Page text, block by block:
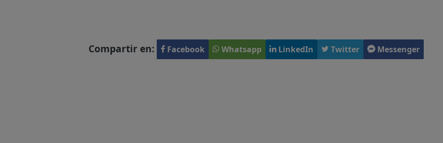
Compartir en: Facebook Whatsapp LinkedIn Twitter Messenger